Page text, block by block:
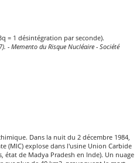
= 1 désintégration par seconde).
- Memento du Risque Nucléaire - Société
Dans la nuit du 2 décembre 1984,
(MIC) explose dans l'usine Union Carbide
de Madya Pradesh en Inde). Un nuage